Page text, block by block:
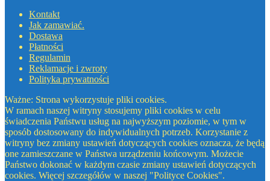
Kontakt
Jak zamawiać.
Dostawa
Płatności
Regulamin
Reklamacje i zwroty
Polityka prywatności
Ważne: Strona wykorzystuje pliki cookies.
W ramach naszej witryny stosujemy pliki cookies w celu
świadczenia Państwu usług na najwyższym poziomie, w tym w
sposób dostosowany do indywidualnych potrzeb. Korzystanie z
witryny bez zmiany ustawień dotyczących cookies oznacza, że będą
one zamieszczane w Państwa urządzeniu końcowym. Możecie
Państwo dokonać w każdym czasie zmiany ustawień dotyczących
cookies. Więcej szczegółów w naszej "Polityce Cookies".